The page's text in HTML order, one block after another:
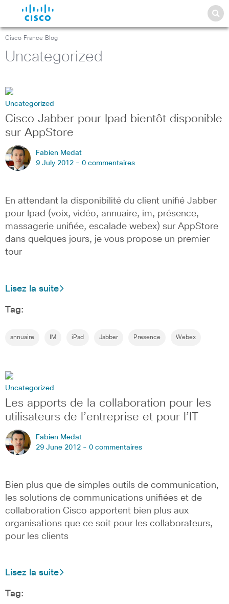
Cisco France Blog
Uncategorized
Uncategorized
Cisco Jabber pour Ipad bientôt disponible
sur AppStore
Fabien Medat
9 July 2012 - 0 commentaires
En attendant la disponibilité du client unifié Jabber
pour Ipad (voix, vidéo, annuaire, im, présence,
massagerie unifiée, escalade webex) sur AppStore
dans quelques jours, je vous propose un premier
tour
Lisez la suite
Tag:
annuaire IM iPad Jabber Presence Webex
Uncategorized
Les apports de la collaboration pour les
utilisateurs de l’entreprise et pour l’IT
Fabien Medat
29 June 2012 - 0 commentaires
Bien plus que de simples outils de communication,
les solutions de communications unifiées et de
collaboration Cisco apportent bien plus aux
organisations que ce soit pour les collaborateurs,
pour les clients
Lisez la suite
Tag: